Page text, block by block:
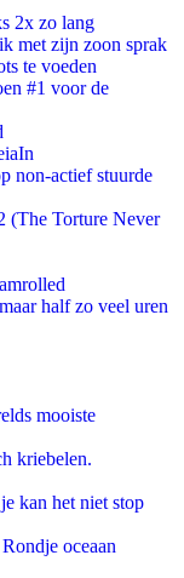
2x zo lang
met zijn zoon sprak
te voeden
#1 voor de
non-actief stuurde
(The Torture Never
half zo veel uren
mooiste
kriebelen.
kan het niet stop
oceaan